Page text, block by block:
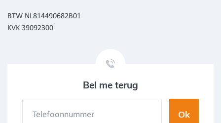
BTW NL814490682B01
KVK 39092300
Bel me terug